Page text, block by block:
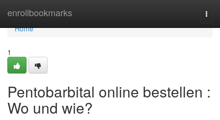
enrollbookmarks
Home
Home
1
Pentobarbital online bestellen :
Wo und wie?